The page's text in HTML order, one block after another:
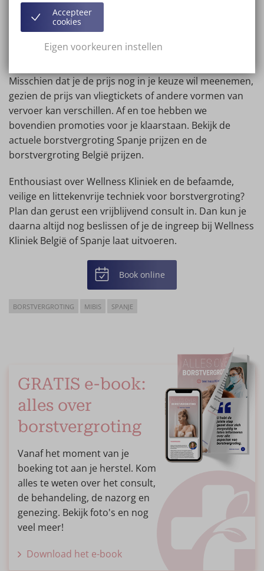
voor Wellness Kliniek Genk of Wellness Kliniek
Barcelona kiest. Je mag bij beide klinieken topkwaliteit
voor uitstekende zorg en wonnen al meerdere keren
Misschien dat je de prijs nog in je keuze wil meenemen,
gezien de prijs van vliegtickets of andere vormen van
vervoer kan verschillen. Af en toe hebben we
bovendien promoties voor je klaarstaan. Bekijk de
actuele borstvergroting Spanje prijzen en de
borstvergroting België prijzen.
Enthousiast over Wellness Kliniek en de befaamde,
veilige en littekenvrije techniek voor borstvergroting?
Plan dan gerust een vrijblijvend consult in. Dan kun je
daarna altijd nog beslissen of je de ingreep bij Wellness
Kliniek België of Spanje laat uitvoeren.
Book online
BORSTVERGROTING MIBIS SPANJE
GRATIS e-book:
alles over
borstvergroting
Vanaf het moment van je
boeking tot aan je herstel. Kom
alles te weten over het consult,
de behandeling, de nazorg en
genezing. Bekijk foto's en nog
veel meer!
Download het e-book
Accepteer
cookies
Eigen voorkeuren instellen